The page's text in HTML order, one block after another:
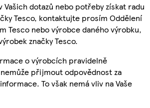
Vašich dotazů nebo potřeby získat radu
Tesco, kontaktujte prosím Oddělení
Tesco nebo výrobce daného výrobku,
značky Tesco.
o výrobcích pravidelně
přijmout odpovědnost za
To však nemá vliv na Vaše